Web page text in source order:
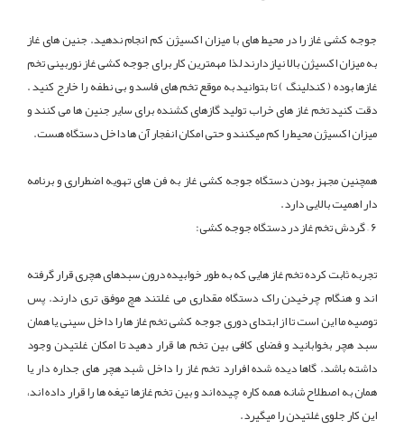
جوجه کشی غاز را در محیط های با میزان اکسیژن کم انجام ندهید. جنین های غاز
به میزان اکسیژن بالا نیاز دارند لذا مهمترین کار برای جوجه کشی غاز نوربینی تخم
غازها بوده ( کندلینگ ) تا بتوانید به موقع تخم های فاسد و بی نطفه را خارج کنید .
دقت کنید تخم غاز های خراب تولید گازهای کشنده برای سایر جنین ها می کنند و
میزان اکسیژن محیط را کم میکنند و حتی امکان انفجار آن ها داخل دستگاه هست.
همچنین مجهز بودن دستگاه جوجه کشی غاز به فن های تهویه اضطراری و برنامه
دار اهمیت بالایی دارد.
6 – گردش تخم غاز در دستگاه جوجه کشی:
تجربه ثابت کرده تخم غاز هایی که به طور خوابیده درون سبدهای هچری قرار گرفته
اند و هنگام چرخیدن راک دستگاه مقداری می غلتند هچ موفق تری دارند. پس
توصیه ما این است تا از ابتدای دوری جوجه کشی تخم غاز ها را داخل سینی یا همان
سبد هچر بخوابانید و فضای کافی بین تخم ها قرار دهید تا امکان غلتیدن وجود
داشته باشد. گاها دیده شده افرارد تخم غاز را داخل شبد هچر های جداره دار یا
همان به اصطلاح شانه همه کاره چیده اند و بین تخم غازها تیغه ها را قرار داده اند،
این کار جلوی غلتیدن را میگیرد.